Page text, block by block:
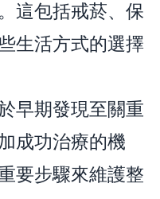
這包括戒菸、保
生活方式的選擇
早期發現至關重
成功治療的機
要步驟來維護整